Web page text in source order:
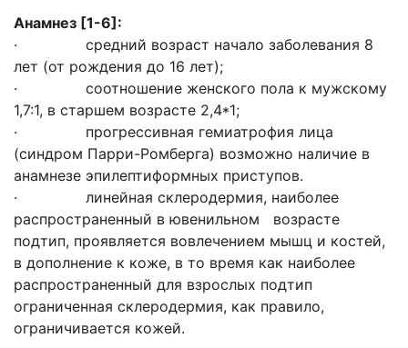
Анамнез [1-6] :
· средний возраст начало заболевания 8
лет (от рождения до 16 лет);
· соотношение женского пола к мужскому
1,7:1, в старшем возрасте 2,4*1;
· прогрессивная гемиатрофия лица
(синдром Парри-Ромберга) возможно наличие в
анамнезе эпилептиформных приступов.
· линейная склеродермия, наиболее
распространенный в ювенильном возрасте
подтип, проявляется вовлечением мышц и костей,
в дополнение к коже, в то время как наиболее
распространенный для взрослых подтип
ограниченная склеродермия, как правило,
ограничивается кожей.